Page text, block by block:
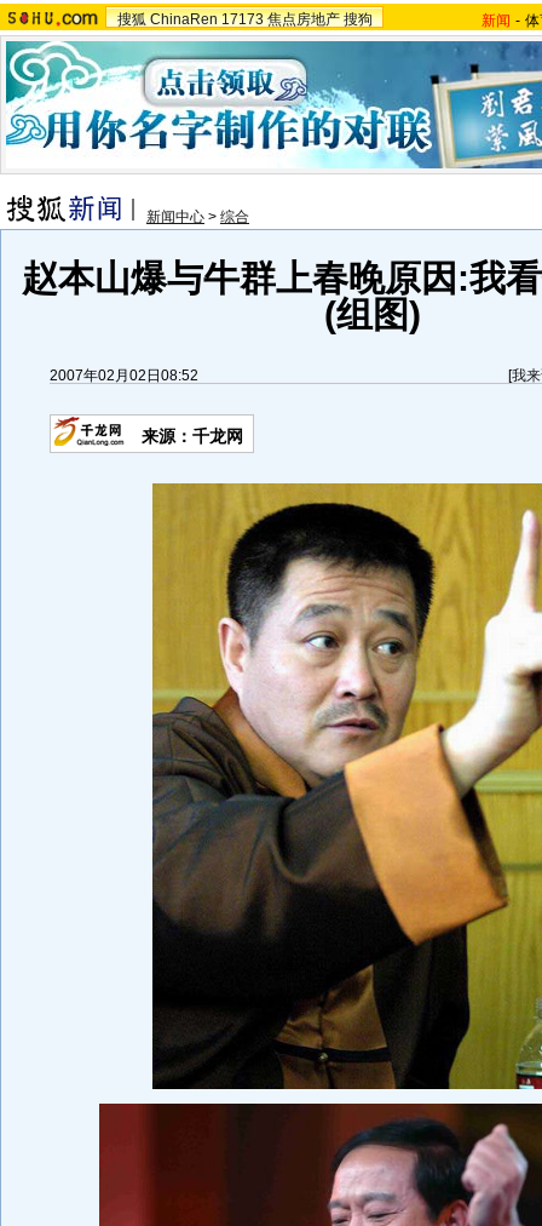
搜狐 ChinaRen 17173 焦点房地产 搜狗 新闻 -
新闻中心 > 综合
赵本山爆与牛群上春晚原因:我
(组图)
2007年02月02日08:52 [我
来源：千龙网